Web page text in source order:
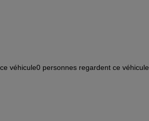
ce véhicule0 personnes regardent ce véhicule